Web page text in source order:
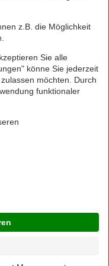
Preise in
und
und noch
Sie alle Angebote aus Ihrer